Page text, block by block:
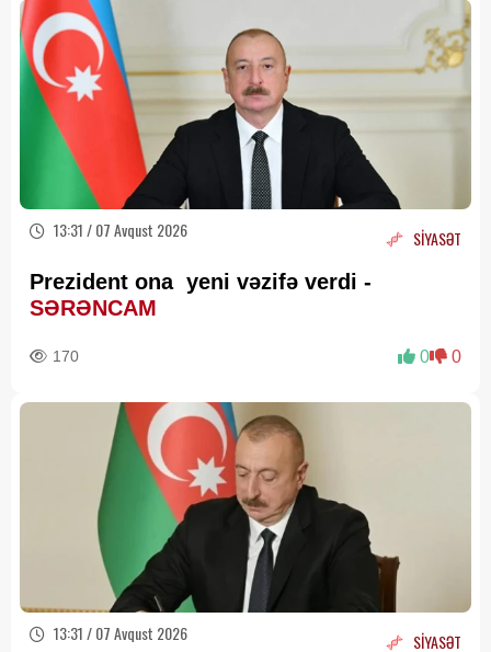
13:31 / 07 Avqust 2026 SİYASƏT
Prezident ona yeni vəzifə verdi -
SƏRƏNCAM
170 0 0
13:31 / 07 Avqust 2026 SİYASƏT